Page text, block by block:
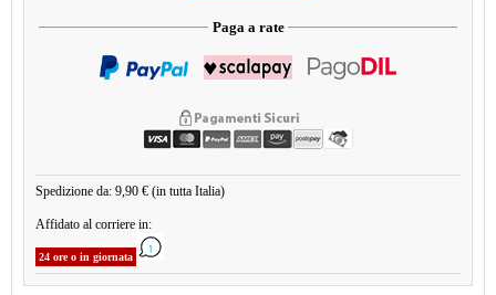
Paga a rate
Spedizione da: 9,90 € (in tutta Italia)
Affidato al corriere in:
24 ore o in giornata